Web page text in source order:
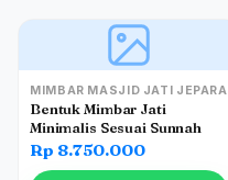
MIMBAR MASJID JATI JEPARA
Bentuk Mimbar Jati
Minimalis Sesuai Sunnah
Rp 8.750.000